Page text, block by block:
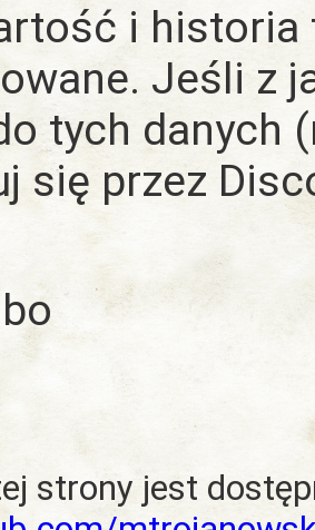
i historia
Jeśli z
tych danych
się przez
strony jest